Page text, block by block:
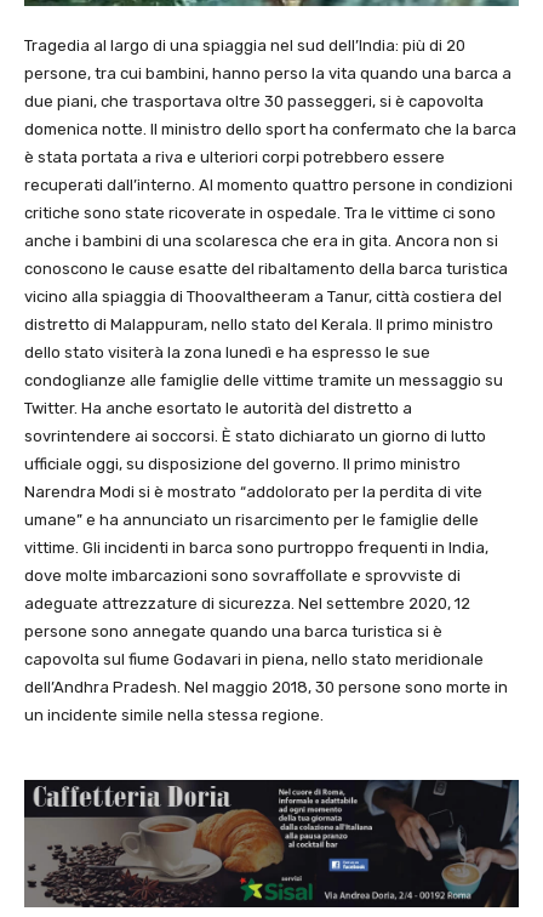
Tragedia al largo di una spiaggia nel sud dell’India: più di 20
persone, tra cui bambini, hanno perso la vita quando una barca a
due piani, che trasportava oltre 30 passeggeri, si è capovolta
domenica notte. Il ministro dello sport ha confermato che la barca
è stata portata a riva e ulteriori corpi potrebbero essere
recuperati dall’interno. Al momento quattro persone in condizioni
critiche sono state ricoverate in ospedale. Tra le vittime ci sono
anche i bambini di una scolaresca che era in gita. Ancora non si
conoscono le cause esatte del ribaltamento della barca turistica
vicino alla spiaggia di Thoovaltheeram a Tanur, città costiera del
distretto di Malappuram, nello stato del Kerala. Il primo ministro
dello stato visiterà la zona lunedì e ha espresso le sue
condoglianze alle famiglie delle vittime tramite un messaggio su
Twitter. Ha anche esortato le autorità del distretto a
sovrintendere ai soccorsi. È stato dichiarato un giorno di lutto
ufficiale oggi, su disposizione del governo. Il primo ministro
Narendra Modi si è mostrato “addolorato per la perdita di vite
umane” e ha annunciato un risarcimento per le famiglie delle
vittime. Gli incidenti in barca sono purtroppo frequenti in India,
dove molte imbarcazioni sono sovraffollate e sprovviste di
adeguate attrezzature di sicurezza. Nel settembre 2020, 12
persone sono annegate quando una barca turistica si è
capovolta sul fiume Godavari in piena, nello stato meridionale
dell’Andhra Pradesh. Nel maggio 2018, 30 persone sono morte in
un incidente simile nella stessa regione.